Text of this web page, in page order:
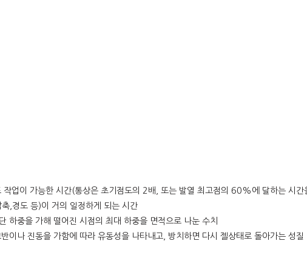
작업이 가능한 시간(통상은 초기점도의 2배, 또는 발열 최고점의 60%에 달하는 시간
,경도 등)이 거의 일정하게 되는 시간
하중을 가해 떨어진 시점의 최대 하중을 면적으로 나눈 수치
이나 진동을 가함에 따라 유동성을 나타내고, 방치하면 다시 젤상태로 돌아가는 성질